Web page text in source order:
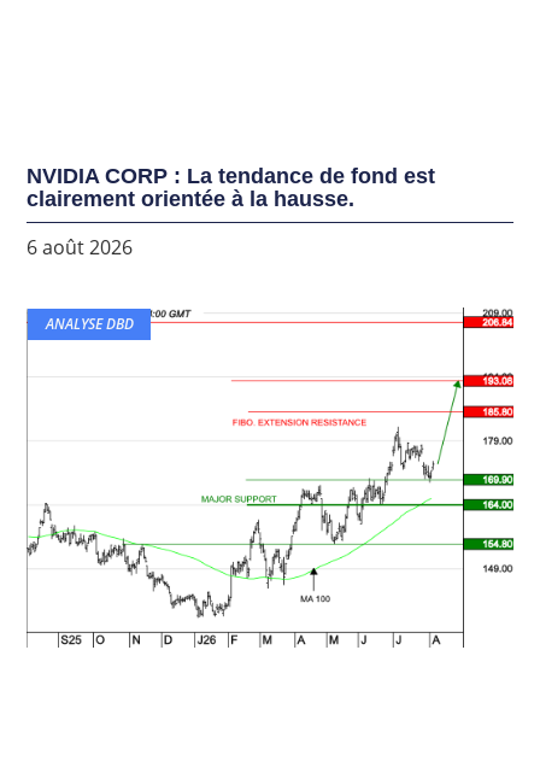
NVIDIA CORP : La tendance de fond est
clairement orientée à la hausse.
6 août 2026
ANALYSE DBD